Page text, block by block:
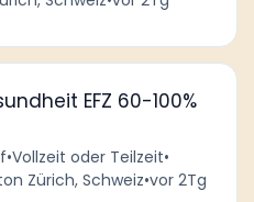
EFZ 60-100%
•Vollzeit oder Teilzeit•
Zürich, Schweiz•vor 2Tg